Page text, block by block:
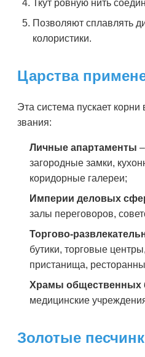
Ткут ровную нить
Позволяют сплавлять
колористики.
Царства
Эта система пускает корни
звания:
Личные апартаменты
загородные замки,
коридорные галереи;
Империи деловых
залы переговоров,
Торгово-
бутики, торговые
пристанища,
Храмы общественных
медицинские
Золотые